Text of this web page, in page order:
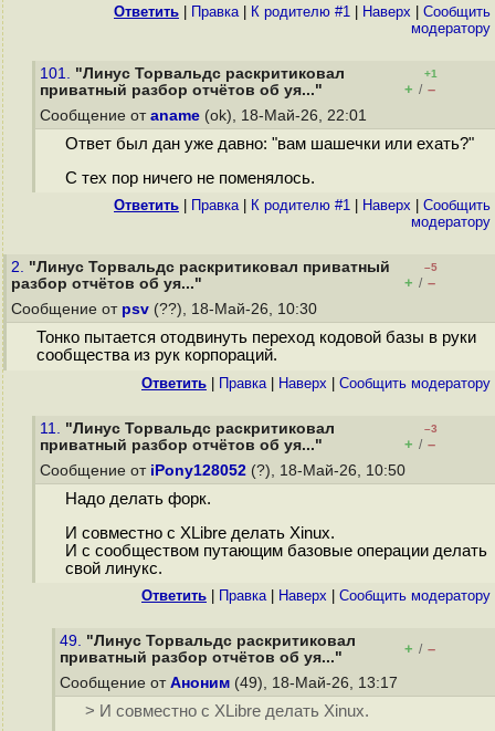
Ответить Правка| К родителю #1 Наверх
Cообщить
модератору
101. "Линус Торвальдс раскритиковал
приватный разбор отчётов об уя..."
+1
+ / –
Сообщение от aname (ok), 18-Май-26, 22:01
Ответ был дан уже давно: "вам шашечки или ехать?"
С тех пор ничего не поменялось.
Ответить Правка| К родителю #1 Наверх
Cообщить
модератору
2. "Линус Торвальдс раскритиковал приватный
разбор отчётов об уя..."
–5
+ / –
Сообщение от psv (??), 18-Май-26, 10:30
Тонко пытается отодвинуть переход кодовой базы в руки
сообщества из рук корпораций.
Ответить Правка| Наверх Cообщить модератору
11. "Линус Торвальдс раскритиковал
приватный разбор отчётов об уя..."
–3
+ / –
Сообщение от iPony128052 (?), 18-Май-26, 10:50
Надо делать форк.
И совместно с XLibre делать Xinux.
И с сообществом путающим базовые операции делать
свой линукс.
Ответить Правка| Наверх Cообщить модератору
49. "Линус Торвальдс раскритиковал
приватный разбор отчётов об уя..."
+ / –
Сообщение от Аноним (49), 18-Май-26, 13:17
> И совместно с XLibre делать Xinux.